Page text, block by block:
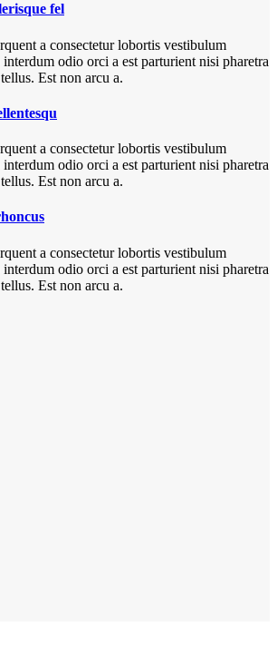
fel
a consectetur lobortis vestibulum
interdum odio orci a est parturient nisi pharetra
Est non arcu a.
a consectetur lobortis vestibulum
interdum odio orci a est parturient nisi pharetra
Est non arcu a.
a consectetur lobortis vestibulum
interdum odio orci a est parturient nisi pharetra
Est non arcu a.